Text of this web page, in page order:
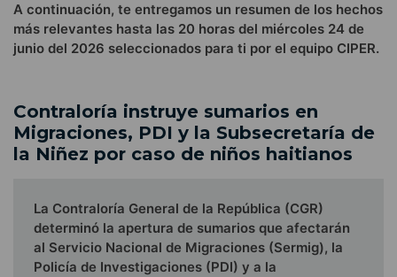
A continuación, te entregamos un resumen de los hechos
más relevantes hasta las 20 horas del miércoles 24 de
junio del 2026 seleccionados para ti por el equipo CIPER.
Contraloría instruye sumarios en
Migraciones, PDI y la Subsecretaría de
la Niñez por caso de niños haitianos
La Contraloría General de la República (CGR)
determinó la apertura de sumarios que afectarán
al Servicio Nacional de Migraciones (Sermig), la
Policía de Investigaciones (PDI) y a la